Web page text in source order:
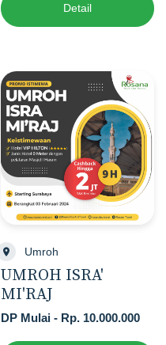
Detail
Umroh
UMROH ISRA'
MI'RAJ
DP Mulai - Rp. 10.000.000